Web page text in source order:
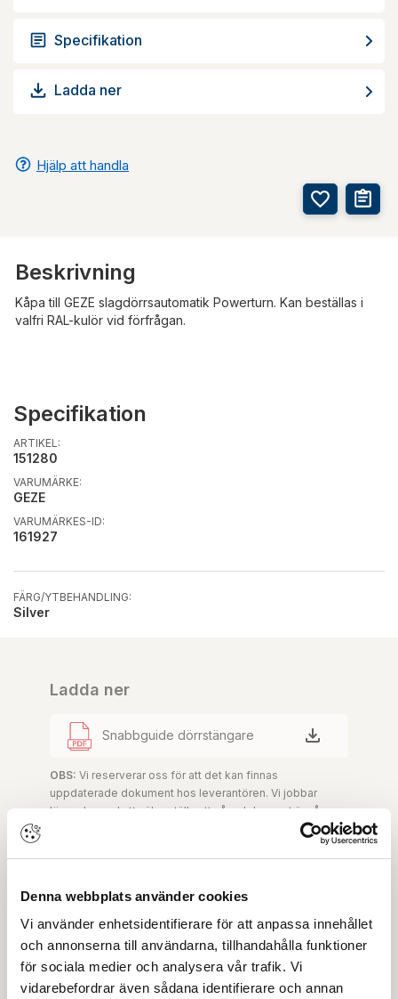
Denna webbplats använder cookies
Vi använder enhetsidentifierare för att anpassa innehållet
och annonserna till användarna, tillhandahålla funktioner
för sociala medier och analysera vår trafik. Vi
vidarebefordrar även sådana identifierare och annan
Specifikation
Ladda ner
Hjälp att handla
Beskrivning
Kåpa till GEZE slagdörrsautomatik Powerturn. Kan beställas i
valfri RAL-kulör vid förfrågan.
Specifikation
ARTIKEL:
151280
VARUMÄRKE:
GEZE
VARUMÄRKES-ID:
161927
FÄRG/YTBEHANDLING:
Silver
Ladda ner
Snabbguide dörrstängare
OBS: Vi reserverar oss för att det kan finnas
uppdaterade dokument hos leverantören. Vi jobbar
löpande med att säkerställa att våra dokument är så
Skapa konto Logga in
Skapa inloggning, bli företagskund eller logga in för att
beställa, se priser,
produktblad, ritningar, monteringsbeskrivningar samt